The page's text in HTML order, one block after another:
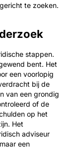
te zoeken.
stappen.
bent. Het
een voorlopig
bij de
van een grondig
of de
op het
Het
adviseur
een